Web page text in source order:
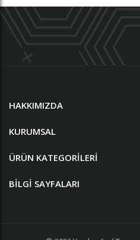
HAKKIMIZDA
KURUMSAL
ÜRÜN KATEGORILERI
BILGI SAYFALARI